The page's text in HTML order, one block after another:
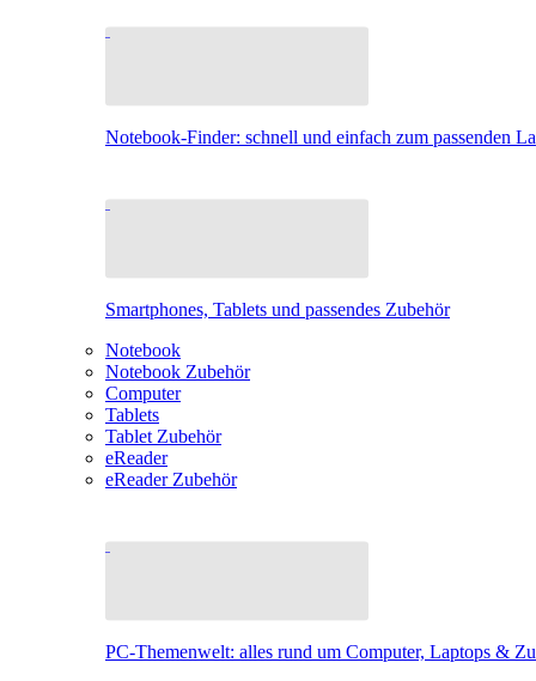
Notebook-Finder: schnell und einfach zum passenden
Smartphones, Tablets und passendes Zubehör
Notebook
Notebook Zubehör
Computer
Tablets
Tablet Zubehör
eReader
eReader Zubehör
PC-Themenwelt: alles rund um Computer, Laptops &